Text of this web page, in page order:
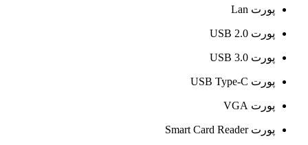
پورت Lan
پورت USB 2.0
پورت USB 3.0
پورت USB Type-C
پورت VGA
پورت Smart Card Reader